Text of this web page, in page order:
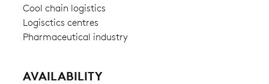
Cool chain logistics
Logisctics centres
Pharmaceutical industry
AVAILABILITY